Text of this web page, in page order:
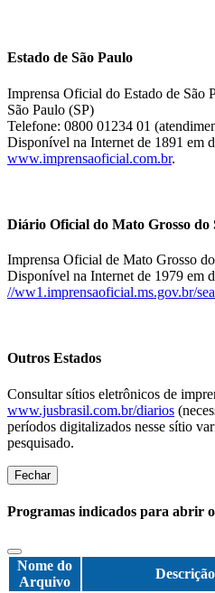
Estado de São Paulo
Imprensa Oficial do Estado de São
São Paulo (SP)
Telefone: 0800 01234 01
Disponível na Internet de 1891 em
www.imprensaoficial.com.br.
Diário Oficial do Mato Grosso do
Imprensa Oficial de Mato Grosso
Disponível na Internet de 1979 em
//ww1.imprensaoficial.ms.gov.br/
Outros Estados
Consultar sítios eletrônicos de
www.jusbrasil.com.br/diarios
períodos digitalizados nesse sítio
pesquisado.
Fechar
Programas indicados para abrir
Nome do
Arquivo
Descrição